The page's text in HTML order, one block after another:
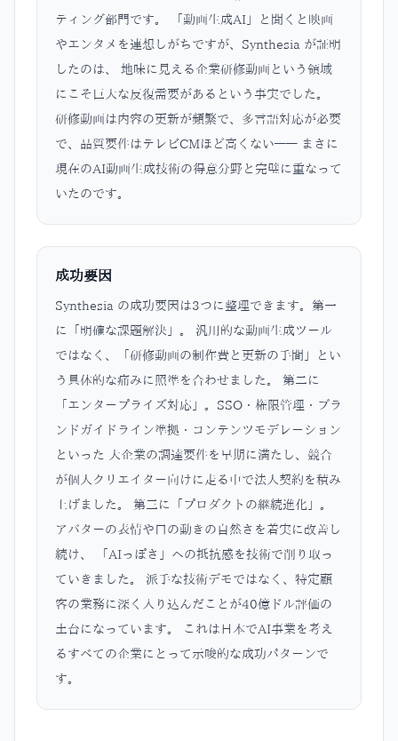
ティング部門です。 「動画生成AI」と聞くと映画
やエンタメを連想しがちですが、Synthesia が証明
したのは、 地味に見える企業研修動画という領域
にこそ巨大な反復需要があるという事実でした。
研修動画は内容の更新が頻繁で、多言語対応が必要
で、品質要件はテレビCMほど高くない—— まさに
現在のAI動画生成技術の得意分野と完璧に重なって
いたのです。
成功要因
Synthesia の成功要因は3つに整理できます。第一
に「明確な課題解決」。 汎用的な動画生成ツール
ではなく、「研修動画の制作費と更新の手間」とい
う具体的な痛みに照準を合わせました。 第二に
「エンタープライズ対応」。SSO・権限管理・ブラ
ンドガイドライン準拠・コンテンツモデレーション
といった 大企業の調達要件を早期に満たし、競合
が個人クリエイター向けに走る中で法人契約を積み
上げました。 第三に「プロダクトの継続進化」。
アバターの表情や口の動きの自然さを着実に改善し
続け、 「AIっぽさ」への抵抗感を技術で削り取っ
ていきました。 派手な技術デモではなく、特定顧
客の業務に深く入り込んだことが40億ドル評価の
土台になっています。 これは日本でAI事業を考え
るすべての企業にとって示唆的な成功パターンで
す。